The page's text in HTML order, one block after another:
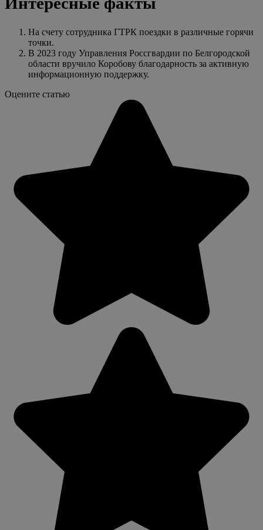
На счету сотрудника ГТРК поездки в различные горячи
точки.
В 2023 году Управления Россгвардии по Белгородской
области вручило Коробову благодарность за активную
информационную поддержку.
Оцените статью